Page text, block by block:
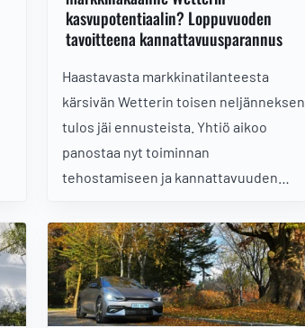
kasvupotentiaalin? Loppuvuoden
tavoitteena kannattavuusparannus
Haastavasta markkinatilanteesta
kärsivän Wetterin toisen neljänneksen
tulos jäi ennusteista. Yhtiö aikoo
panostaa nyt toiminnan
tehostamiseen ja kannattavuuden
markkinakäännettä.